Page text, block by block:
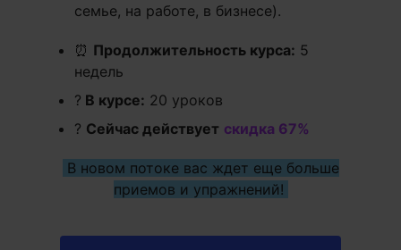
семье, на работе, в бизнесе).
⏰ Продолжительность курса: 5
недель
? В курсе: 20 уроков
? Сейчас действует скидка 67%
В новом потоке вас ждет еще больше
приемов и упражнений!